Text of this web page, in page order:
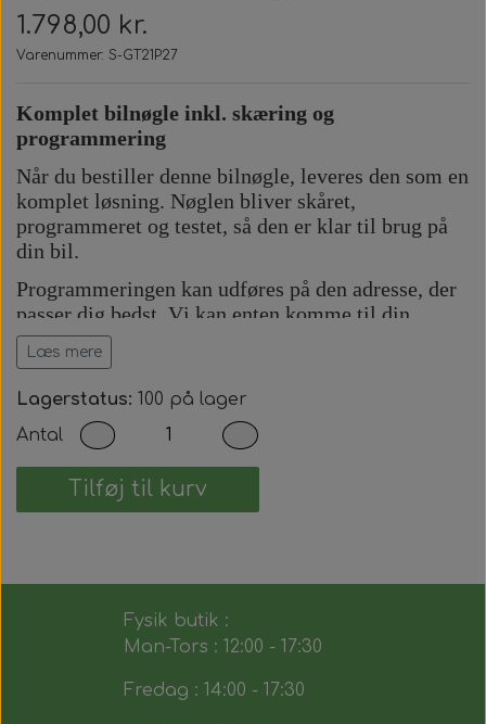
1.798,00 kr.
Varenummer: S-GT21P27
Komplet bilnøgle inkl. skæring og
programmering
Når du bestiller denne bilnøgle, leveres den som en
komplet løsning. Nøglen bliver skåret,
programmeret og testet, så den er klar til brug på
din bil.
Programmeringen kan udføres på den adresse, der
passer dig bedst. Vi kan enten komme til din
adresse eller udføre arbejdet på vores adresse efter
aftale.
Prisen inkluderer:
Komplet bilnøgle med fjernbetjening.
Præcis skæring af nøgleblad.
Programmering af startspærre (immobilizer).
Programmering af fjernbetjening.
Du modtager dermed en fuldt funktionsdygtig
bilnøgle, der fungerer på samme måde som den
Læs mere
Lagerstatus: 100 på lager
Antal
Tilføj til kurv
Fysik butik :
Man-Tors : 12:00 - 17:30
Fredag : 14:00 - 17:30